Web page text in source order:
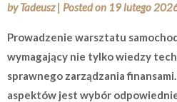
byTadeusz | Posted on 19 lutego
Prowadzenie warsztatu
wymagający nie tylko wiedzy
sprawnego zarządzania
aspektów jest wybór